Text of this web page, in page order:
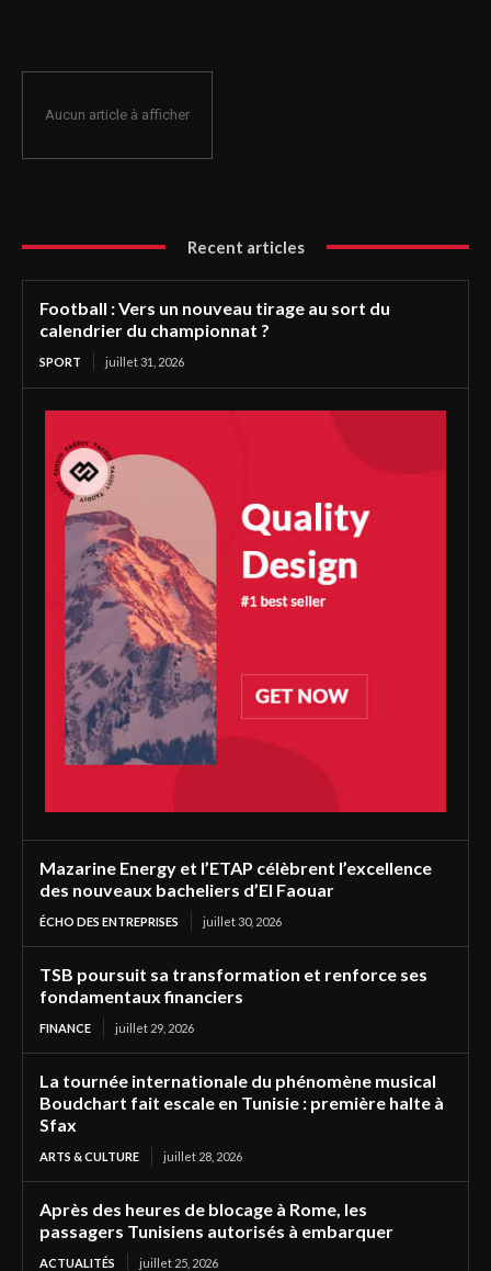
Aucun article à afficher
Recent articles
Football : Vers un nouveau tirage au sort du
calendrier du championnat ?
SPORT juillet 31, 2026
Mazarine Energy et l’ETAP célèbrent l’excellence
des nouveaux bacheliers d’El Faouar
ÉCHO DES ENTREPRISES juillet 30, 2026
TSB poursuit sa transformation et renforce ses
fondamentaux financiers
FINANCE juillet 29, 2026
La tournée internationale du phénomène musical
Boudchart fait escale en Tunisie : première halte à
Sfax
ARTS & CULTURE juillet 28, 2026
Après des heures de blocage à Rome, les
passagers Tunisiens autorisés à embarquer
ACTUALITÉS juillet 25, 2026